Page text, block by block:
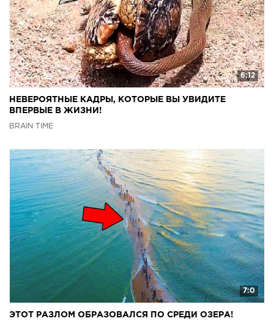
6:12
НЕВЕРОЯТНЫЕ КАДРЫ, КОТОРЫЕ ВЫ УВИДИТЕ
ВПЕРВЫЕ В ЖИЗНИ!
BRAIN TIME
7:0
ЭТОТ РАЗЛОМ ОБРАЗОВАЛСЯ ПО СРЕДИ ОЗЕРА!